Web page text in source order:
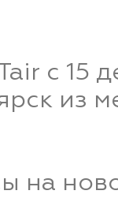
с 15
из
на